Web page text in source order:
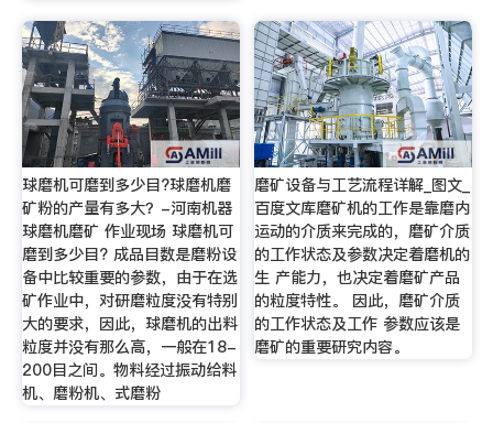
球磨机可磨到多少目?球磨机磨
矿粉的产量有多大？-河南机器
球磨机磨矿 作业现场 球磨机可
磨到多少目? 成品目数是磨粉设
备中比较重要的参数，由于在选
矿作业中，对研磨粒度没有特别
大的要求，因此，球磨机的出料
粒度并没有那么高，一般在18-
200目之间。物料经过振动给料
机、磨粉机、式磨粉
磨矿设备与工艺流程详解_图文_
百度文库磨矿机的工作是靠磨内
运动的介质来完成的，磨矿介质
的工作状态及参数决定着磨机的
生 产能力，也决定着磨矿产品
的粒度特性。 因此，磨矿介质
的工作状态及工作 参数应该是
磨矿的重要研究内容。